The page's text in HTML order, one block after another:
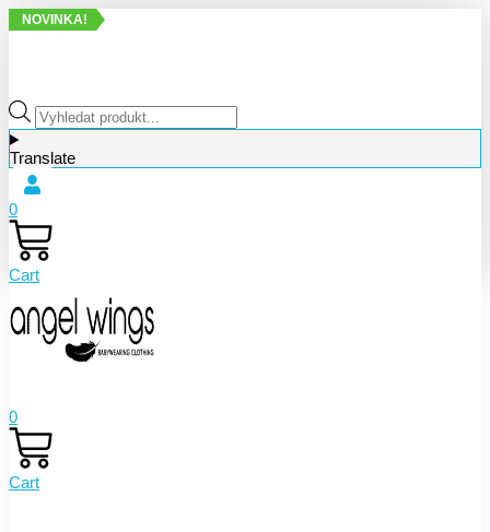
Products
search
Translate
0
Cart
0
Cart
NOVINKA!
NOVINKA!